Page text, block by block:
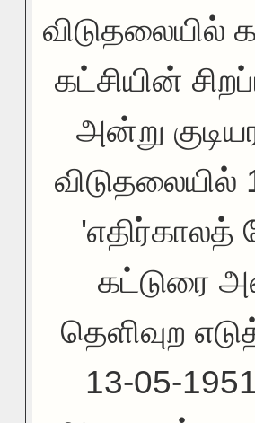
விடுதலையில்
கட்சியின்
அன்று
'எதிர்காலத்
கட்டுரை
தெளிவுற
13-05-